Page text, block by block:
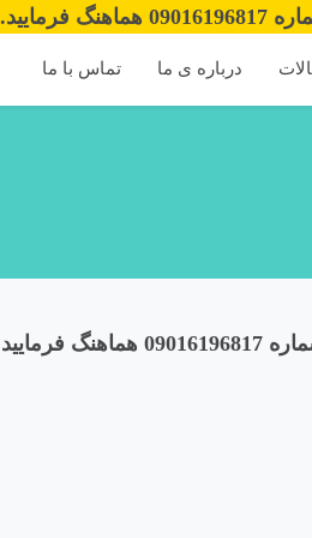
درباره ی ما تماس با ما
فرمایید.